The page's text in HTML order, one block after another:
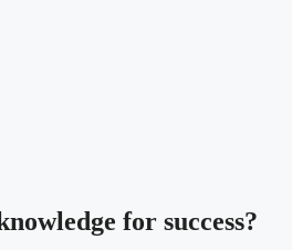
for success?